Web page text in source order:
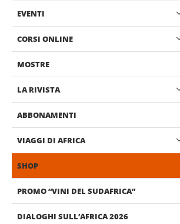
EVENTI
CORSI ONLINE
MOSTRE
LA RIVISTA
ABBONAMENTI
VIAGGI DI AFRICA
SHOP
PROMO “VINI DEL SUDAFRICA”
DIALOGHI SULL’AFRICA 2026